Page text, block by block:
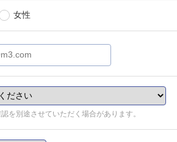
女性
を別途させていただく場合があります。